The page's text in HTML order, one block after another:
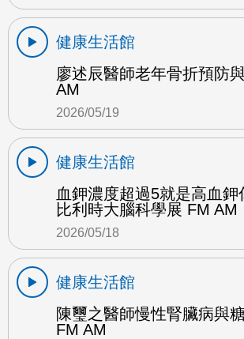
健康生活館
廖述辰醫師老年骨折預防
AM
2026/05/19
健康生活館
血鉀濃度超過5就是高血鉀
比利時大腦科學展 FM AM
2026/05/18
健康生活館
陳璽之醫師慢性腎臟病與
FM AM